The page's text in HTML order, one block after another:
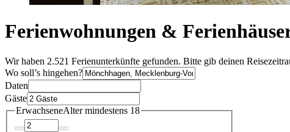
Ferienwohnungen &
Wir haben 2.521 Ferienunterkünfte gefunden. Bitte gib deinen
Wo soll’s hingehen?
Daten
Gäste
ErwachseneAlter mindestens 18